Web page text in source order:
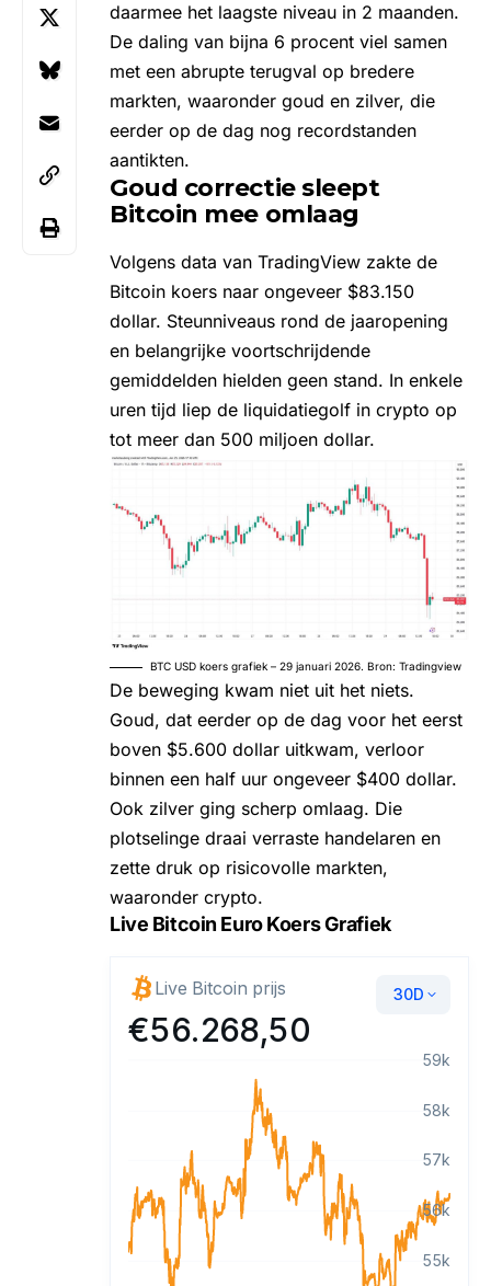
daarmee het laagste niveau in 2 maanden.
De daling van bijna 6 procent viel samen
met een abrupte terugval op bredere
markten, waaronder goud en zilver, die
eerder op de dag nog recordstanden
aantikten.
Goud correctie sleept
Bitcoin mee omlaag
Volgens data van TradingView zakte de
Bitcoin koers naar ongeveer $83.150
dollar. Steunniveaus rond de jaaropening
en belangrijke voortschrijdende
gemiddelden hielden geen stand. In enkele
uren tijd liep de liquidatiegolf in crypto op
tot meer dan 500 miljoen dollar.
BTC USD koers grafiek – 29 januari 2026. Bron: Tradingview
De beweging kwam niet uit het niets.
Goud, dat eerder op de dag voor het eerst
boven $5.600 dollar uitkwam, verloor
binnen een half uur ongeveer $400 dollar.
Ook zilver ging scherp omlaag. Die
plotselinge draai verraste handelaren en
zette druk op risicovolle markten,
waaronder crypto.
Live Bitcoin Euro Koers Grafiek